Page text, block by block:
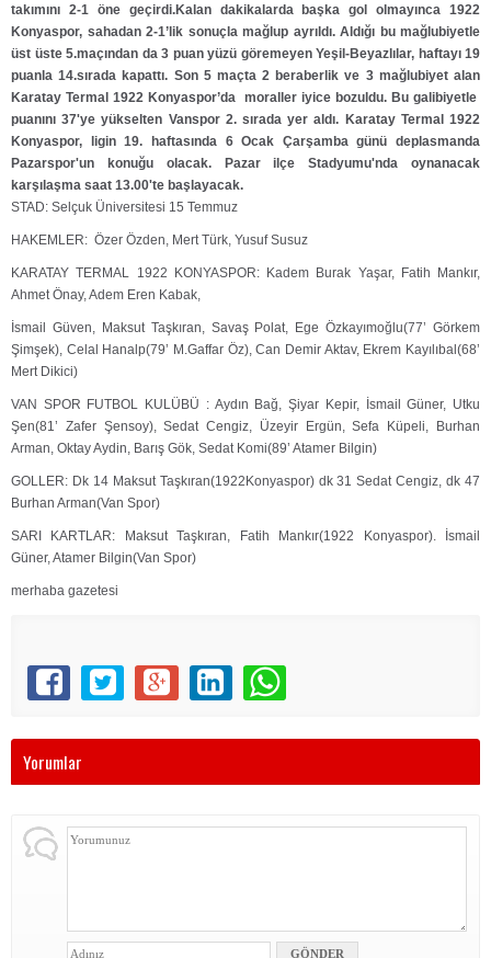
takımını 2-1 öne geçirdi.Kalan dakikalarda başka gol olmayınca 1922
Konyaspor, sahadan 2-1’lik sonuçla mağlup ayrıldı. Aldığı bu mağlubiyetle
üst üste 5.maçından da 3 puan yüzü göremeyen Yeşil-Beyazlılar, haftayı 19
puanla 14.sırada kapattı. Son 5 maçta 2 beraberlik ve 3 mağlubiyet alan
Karatay Termal 1922 Konyaspor’da moraller iyice bozuldu. Bu galibiyetle
puanını 37'ye yükselten Vanspor 2. sırada yer aldı. Karatay Termal 1922
Konyaspor, ligin 19. haftasında 6 Ocak Çarşamba günü deplasmanda
Pazarspor'un konuğu olacak. Pazar ilçe Stadyumu'nda oynanacak
karşılaşma saat 13.00'te başlayacak.
STAD: Selçuk Üniversitesi 15 Temmuz
HAKEMLER: Özer Özden, Mert Türk, Yusuf Susuz
KARATAY TERMAL 1922 KONYASPOR: Kadem Burak Yaşar, Fatih Mankır,
Ahmet Önay, Adem Eren Kabak,
İsmail Güven, Maksut Taşkıran, Savaş Polat, Ege Özkayımoğlu(77’ Görkem
Şimşek), Celal Hanalp(79’ M.Gaffar Öz), Can Demir Aktav, Ekrem Kayılıbal(68’
Mert Dikici)
VAN SPOR FUTBOL KULÜBÜ : Aydın Bağ, Şiyar Kepir, İsmail Güner, Utku
Şen(81’ Zafer Şensoy), Sedat Cengiz, Üzeyir Ergün, Sefa Küpeli, Burhan
Arman, Oktay Aydin, Barış Gök, Sedat Komi(89’ Atamer Bilgin)
GOLLER: Dk 14 Maksut Taşkıran(1922Konyaspor) dk 31 Sedat Cengiz, dk 47
Burhan Arman(Van Spor)
SARI KARTLAR: Maksut Taşkıran, Fatih Mankır(1922 Konyaspor). İsmail
Güner, Atamer Bilgin(Van Spor)
merhaba gazetesi
Yorumlar